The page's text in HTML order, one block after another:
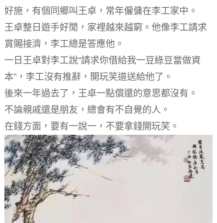
好施，有個同鄉叫王卓，常年僱傭在李工家中。
王卓整日遊手好閒，家裡越來越窮。 他像李工請求
賞賜接濟，李工總是答應他。
一日王卓對李工說“請求你借給我一豆綠豆當做資
本”，李工沒有推辭，開玩笑道送給他了。
後來一年過去了，王卓一點償還的意思都沒有。
不論親戚還是朋友，總會有不自覺的人。
在錢方面，要有一說一，不要拿錢開玩笑。